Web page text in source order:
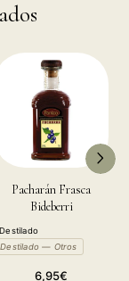
Pacharán Frasca
Bideberri
Destilado
Destilado — Otros
Precio
6,95€